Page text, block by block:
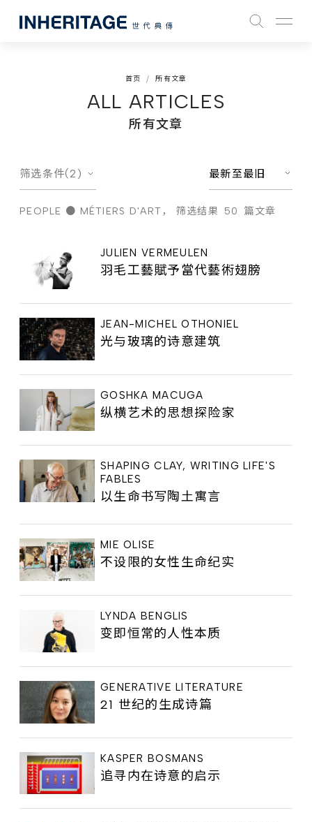
首页 所有文章
ALL ARTICLES
所有文章
筛选条件(2) 最新至最旧
PEOPLE ● MÉTIERS D'ART， 筛选结果 50 篇文章
JULIEN VERMEULEN
羽毛工藝賦予當代藝術翅膀
JEAN-MICHEL OTHONIEL
光与玻璃的诗意建筑
GOSHKA MACUGA
纵横艺术的思想探险家
SHAPING CLAY, WRITING LIFE'S
FABLES
以生命书写陶土寓言
MIE OLISE
不设限的女性生命纪实
LYNDA BENGLIS
变即恒常的人性本质
GENERATIVE LITERATURE
21 世纪的生成诗篇
KASPER BOSMANS
追寻内在诗意的启示